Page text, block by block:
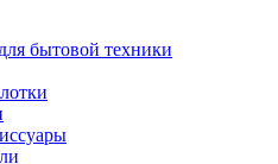
бытовой техники